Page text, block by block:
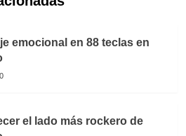
emocional en 88 teclas en
0
el lado más rockero de